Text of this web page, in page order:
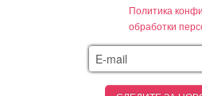
Политика
обработки